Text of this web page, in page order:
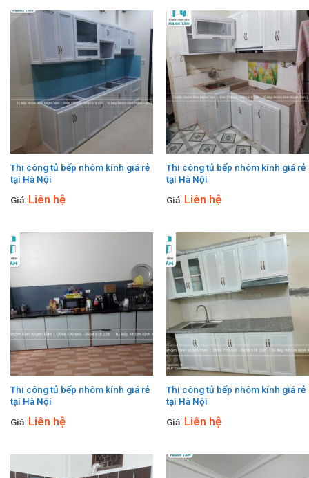
Thi công tủ bếp nhôm kính giá rẻ
tại Hà Nội
Giá: Liên hệ
Thi công tủ bếp nhôm kính giá rẻ
tại Hà Nội
Giá: Liên hệ
Thi công tủ bếp nhôm kính giá rẻ
tại Hà Nội
Giá: Liên hệ
Thi công tủ bếp nhôm kính giá rẻ
tại Hà Nội
Giá: Liên hệ